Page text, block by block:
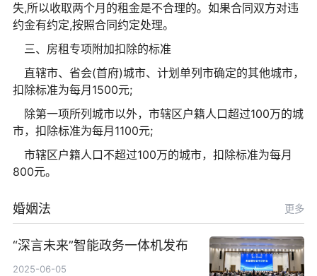
失,所以收取两个月的租金是不合理的。如果合同双方对违
约金有约定,按照合同约定处理。
三、房租专项附加扣除的标准
直辖市、省会(首府)城市、计划单列市确定的其他城市，
扣除标准为每月1500元;
除第一项所列城市以外，市辖区户籍人口超过100万的城
市，扣除标准为每月1100元;
市辖区户籍人口不超过100万的城市，扣除标准为每月
800元。
婚姻法 更多
“深言未来”智能政务一体机发布
2025-06-05